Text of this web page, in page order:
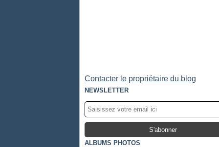
Contacter le propriétaire du blog
NEWSLETTER
ALBUMS PHOTOS